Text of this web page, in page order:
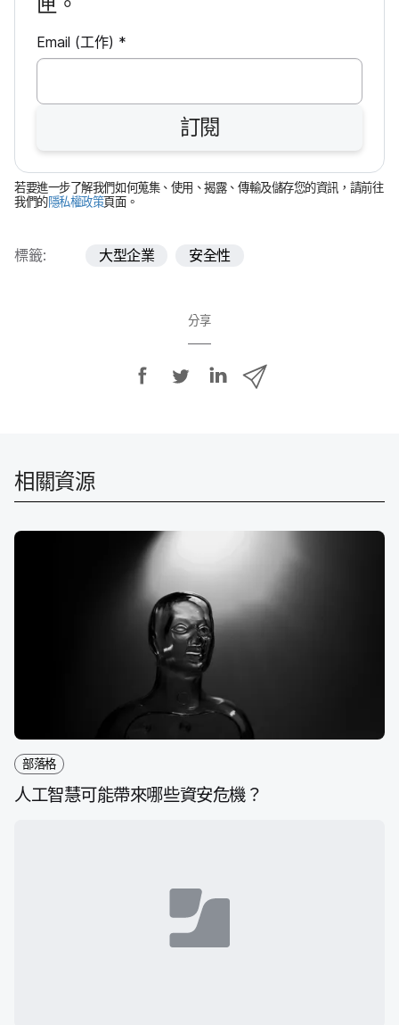
Email (工作) *必
填
欄
訂閱
若​要​進一步​了​解​我們​如何​蒐集、​使用、​揭露、​傳輸​及​儲存您​的​資訊，​請​前往​
我們​的隱私權​政策頁面。
標籤: 大型企業 安全性
分享
分
c
b
k
分
i
分
n
n
l
相關​資源
部落格
人​工智慧​可能​帶來​哪些​資安​危機？